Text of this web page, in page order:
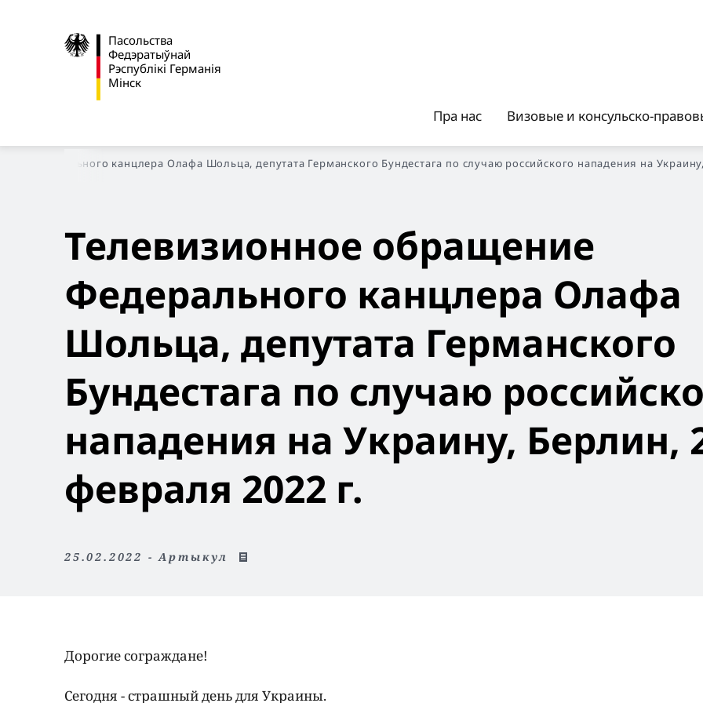
Пасольства
Федэратыўнай
Рэспублікі Германія
Мінск
Пра нас Визовые и консульско-
Федерального канцлера Олафа Шольца, депутата Германского Бундестага по случаю российского нападения на Украину,
Телевизионное обращение
Федерального канцлера Олафа
Шольца, депутата Германского
Бундестага по случаю
нападения на Украину, Берлин,
февраля 2022 г.
25.02.2022 - Артыкул
Дорогие сограждане!
Сегодня - страшный день для Украины.